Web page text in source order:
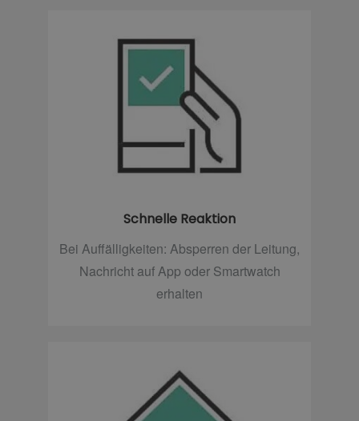
Schnelle Reaktion
Bei Auffälligkeiten: Absperren der Leitung,
Nachricht auf App oder Smartwatch
erhalten